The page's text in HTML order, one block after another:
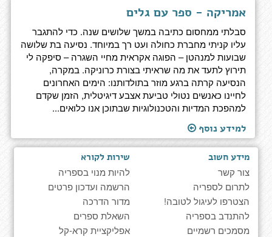
אמריקה - ספר עם גלים
סבלתי ממחסום כתיבה במשך שלושים שנה. כדי להתגבר
עליו קניתי מחברת כחולה ועט רך במיוחד. נסיעה בת שלושה
שבועות למנהטן – הפוגה אקראית מחיי השגרה – סיפקה לי
תירוץ לתעד את מה שראיתי בצורת כרוניקה. במקרה,
הנסיעה קרתה ברגע מוזר בתולדותנו: הימים האחרונים
לחיינו כאנשים נטולי טביעת אצבע דיגיטלית, הזמן שקדם
למהפכת המדיות והטכנולוגיות שבתוכן אנו כלואים...
למידע נוסף
מידע חשוב
צור קשר
לתרום לספריה
הצטרפו לעיגול לטובה!
להתנדב בספריה
מסמכים רשמיים
שירות לקורא
להיות מנוי בספריה
הרשמה ועדכון פרטים
מדור הדרכה
השאלת ספרים
אפליקציית קרא-קל